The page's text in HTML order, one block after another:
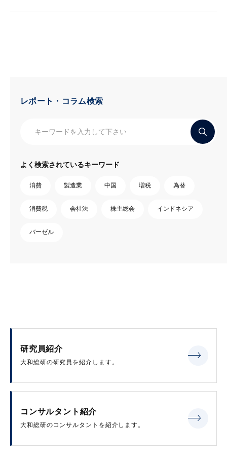
レポート・コラム検索
よく検索されているキーワード
消費 製造業 中国 増税 為替
消費税 会社法 株主総会 インドネシア
バーゼル
研究員紹介
大和総研の研究員を紹介します。
コンサルタント紹介
大和総研のコンサルタントを紹介します。